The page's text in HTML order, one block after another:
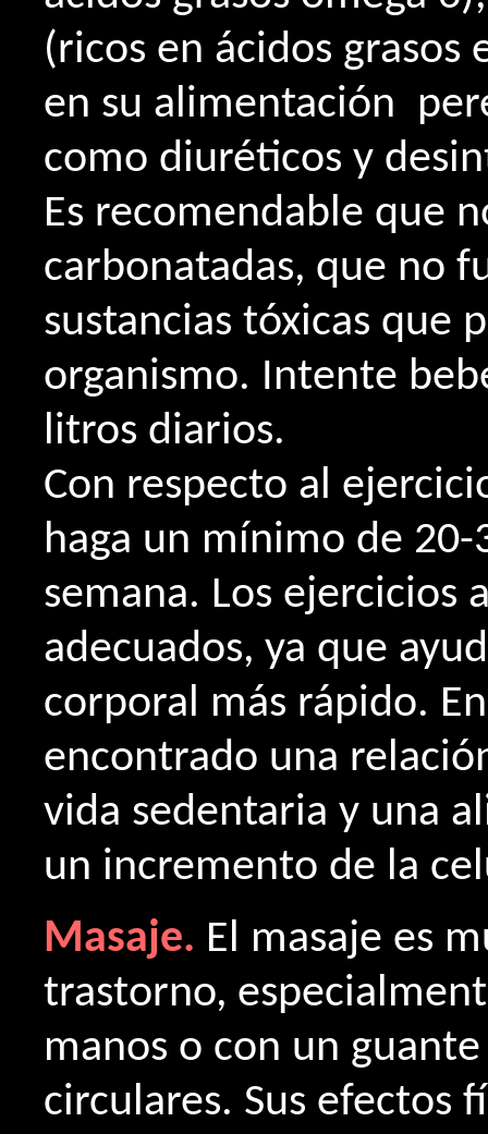
(ricos en ácidos grasos
en su alimentación
como diuréticos y
Es recomendable que
carbonatadas, que no
sustancias tóxicas que
organismo. Intente
litros diarios.
Con respecto al
haga un mínimo de
semana. Los ejercicios
adecuados, ya que
corporal más rápido.
encontrado una
vida sedentaria y una
un incremento de la
Masaje. El masaje es
trastorno,
manos o con un
circulares. Sus efectos